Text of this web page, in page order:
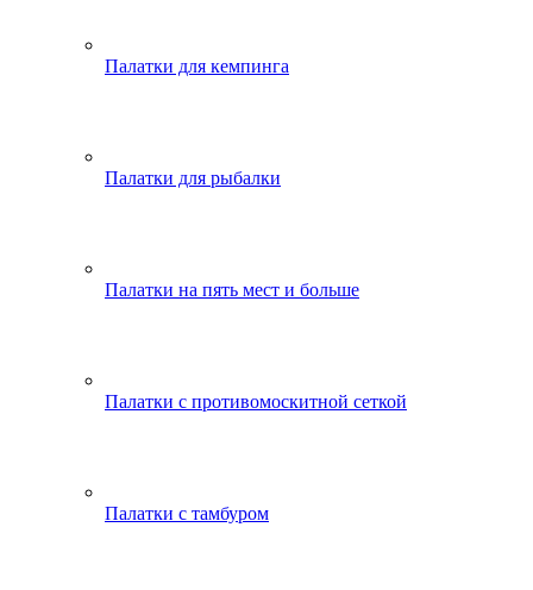
Палатки для кемпинга
Палатки для рыбалки
Палатки на пять мест и больше
Палатки с противомоскитной сеткой
Палатки с тамбуром